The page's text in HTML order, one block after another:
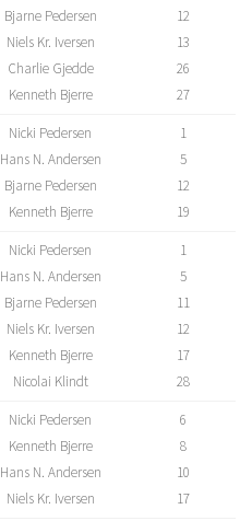
Bjarne Pedersen
Niels Kr. Iversen
Charlie Gjedde
Kenneth Bjerre
12
13
26
27
Nicki Pedersen
Hans N. Andersen
Bjarne Pedersen
Kenneth Bjerre
1
5
12
19
Nicki Pedersen
Hans N. Andersen
Bjarne Pedersen
Niels Kr. Iversen
Kenneth Bjerre
Nicolai Klindt
1
5
11
12
17
28
Nicki Pedersen
Kenneth Bjerre
Hans N. Andersen
Niels Kr. Iversen
6
8
10
17